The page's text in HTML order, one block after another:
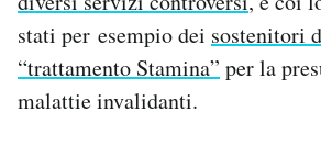
stati per esempio dei sostenitori
“trattamento Stamina” per la
malattie invalidanti.